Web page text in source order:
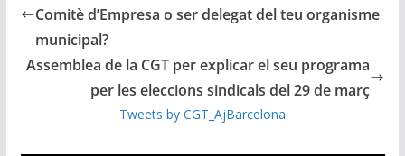
Comitè d’Empresa o ser delegat del teu organisme
municipal?
Assemblea de la CGT per explicar el seu programa
per les eleccions sindicals del 29 de març
Tweets by CGT_AjBarcelona